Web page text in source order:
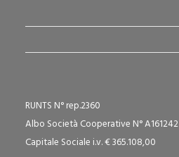
RUNTS N° rep.2360
Albo Società Cooperative N° A161242
Capitale Sociale i.v. € 365.108,00